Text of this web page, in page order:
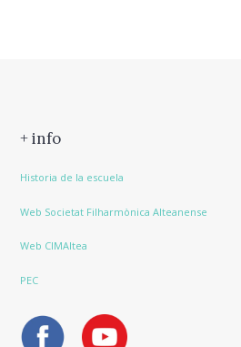
+ info
Historia de la escuela
Web Societat Filharmònica Alteanense
Web CIMAltea
PEC